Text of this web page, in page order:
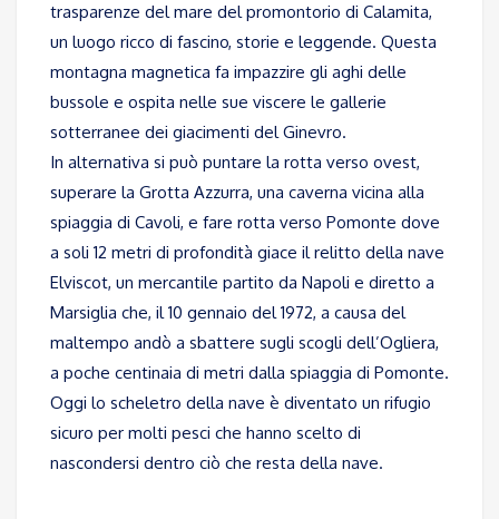
trasparenze del mare del promontorio di Calamita,
un luogo ricco di fascino, storie e leggende. Questa
montagna magnetica fa impazzire gli aghi delle
bussole e ospita nelle sue viscere le gallerie
sotterranee dei giacimenti del Ginevro.
In alternativa si può puntare la rotta verso ovest,
superare la Grotta Azzurra, una caverna vicina alla
spiaggia di Cavoli, e fare rotta verso Pomonte dove
a soli 12 metri di profondità giace il relitto della nave
Elviscot, un mercantile partito da Napoli e diretto a
Marsiglia che, il 10 gennaio del 1972, a causa del
maltempo andò a sbattere sugli scogli dell’Ogliera,
a poche centinaia di metri dalla spiaggia di Pomonte.
Oggi lo scheletro della nave è diventato un rifugio
sicuro per molti pesci che hanno scelto di
nascondersi dentro ciò che resta della nave.